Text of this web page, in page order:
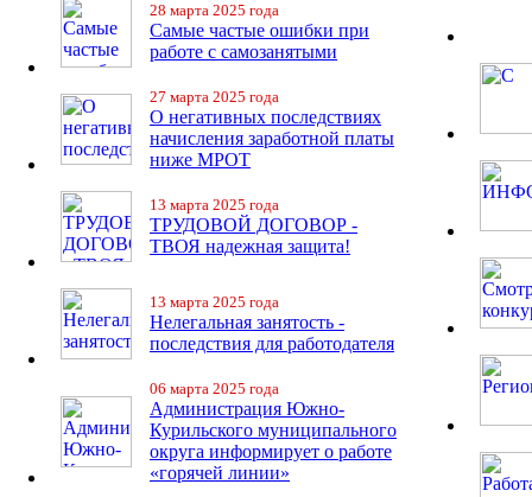
28 марта 2025 года
Самые частые ошибки при
работе с самозанятыми
27 марта 2025 года
О негативных последствиях
начисления заработной платы
ниже МРОТ
13 марта 2025 года
ТРУДОВОЙ ДОГОВОР -
ТВОЯ надежная защита!
13 марта 2025 года
Нелегальная занятость -
последствия для работодателя
06 марта 2025 года
Администрация Южно-
Курильского муниципального
округа информирует о работе
«горячей линии»